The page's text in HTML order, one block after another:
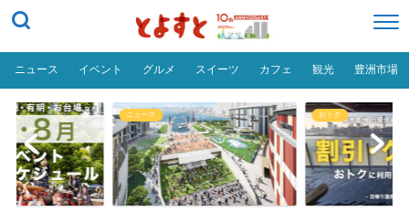
ニュース イベント グルメ スイーツ カフェ 観光 豊洲市場
ニュース おトク